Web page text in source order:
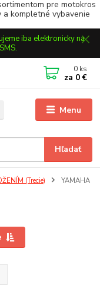
pre motokros
a kompletné vybavenie
iba elektronicky na
Menu
Hľadať
0 ks
za 0 €
(Trecie) YAMAHA